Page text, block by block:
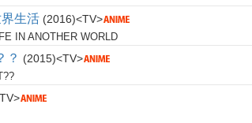
生活 2016 TV
IN ANOTHER WORLD
？ 2015 TV
TV